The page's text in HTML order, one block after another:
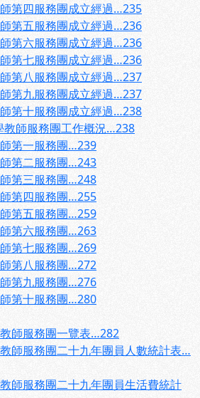
第四服務團成立經過…235
第五服務團成立經過…236
第六服務團成立經過…236
第七服務團成立經過…236
第八服務團成立經過…237
第九服務團成立經過…237
第十服務團成立經過…238
教師服務團工作概況…238
第一服務團…239
第二服務團…243
第三服務團…248
第四服務團…255
第五服務團…259
第六服務團…263
第七服務團…269
第八服務團…272
第九服務團…276
第十服務團…280
師服務團一覽表…282
師服務團二十九年團員人數統計表…
師服務團二十九年團員生活費統計